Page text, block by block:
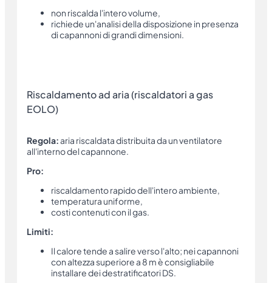
non riscalda l'intero volume,
richiede un'analisi della disposizione in presenza
di capannoni di grandi dimensioni.
Riscaldamento ad aria (riscaldatori a gas
EOLO)
Regola:aria riscaldata distribuita da un ventilatore
all'interno del capannone.
Pro:
riscaldamento rapido dell'intero ambiente,
temperatura uniforme,
costi contenuti con il gas.
Limiti:
Il calore tende a salire verso l'alto; nei capannoni
con altezza superiore a 8 m è consigliabile
installare dei destratificatori DS.